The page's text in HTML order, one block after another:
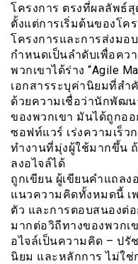
โครงการ ตรงที่ผลลัพธ์
ตั้งแต่การเริ่มต้นของโค
โครงการและการส่งมอ
กำหนดเป็นลำดับเพื่อคว
พวกเขาได้ร่าง “Agile
เอกสารระบุค่านิยมที่ส
ด้วยความเชื่อว่านักพัฒ
ของพวกเขา มันได้ถูกอ
ซอฟท์แวร์ เร่งความเร็ว
ทำงานที่มุ่งผู้ใช้มากขึ้น
ลงอไจล์ได้
ถูกเขียน ผู้เขียนคำแถลง
แนวความคิดทั้งหมดนี้ เ
ตัว และการตอบสนองต่
มากต่อวิถีทางของพวกเ
อไจล์เป็นความคิด – ป
นิยม และหลักการ ไม่ใ